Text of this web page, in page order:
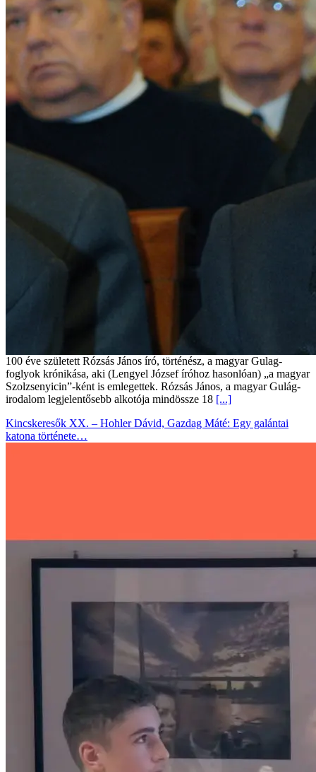
100 éve született Rózsás János író, történész, a magyar Gulag-
foglyok krónikása, aki (Lengyel József íróhoz hasonlóan) „a magyar
Szolzsenyicin”-ként is emlegettek. Rózsás János, a magyar Gulág-
irodalom legjelentősebb alkotója mindössze 18 [...]
Kincskeresők XX. – Hohler Dávid, Gazdag Máté: Egy galántai
katona története…